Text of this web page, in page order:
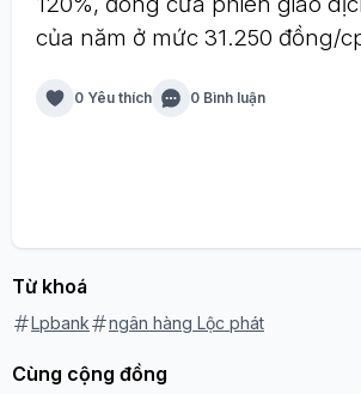
của năm ở mức 31.250 đồng/
0 Yêu thích 0 Bình luận
Từ khoá
Lpbank ngân hàng Lộc phát
Cùng cộng đồng